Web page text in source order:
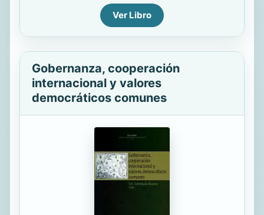
Ver Libro
Gobernanza, cooperación
internacional y valores
democráticos comunes